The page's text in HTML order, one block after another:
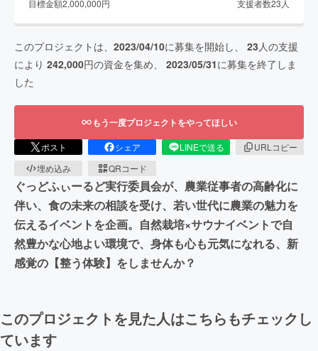
目標金額2,000,000円 支援者数23 人
このプロジェクトは、 2023/04/10に募集を開始し、 23人の支援
により 242,000円の資金を集め、 2023/05/31に募集を終了しま
した
もう一度プロジェクトをやってほしい
ポスト シェア LINEで送る
URLコピー
埋め込み
QRコード
ぐっどふぃーるど実行委員会が、農業従事者の高齢化に
伴い、食の未来の相談を受け、若い世代に農業の魅力を
伝えるイベントを企画。自然栽培×サウナイベントで自
然豊かな心地よい環境で、身体も心も元気になれる、新
感覚の【整う体験】をしませんか？
このプロジェクトを見た人はこちらもチェックし
ています